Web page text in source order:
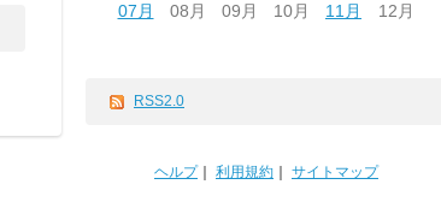
07月
08月 09月 10月 11月 12月
RSS2.0
ヘルプ｜ 利用規約 サイトマップ